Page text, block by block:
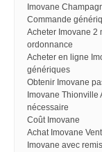
Imovane
Commande
Acheter Imovane 2
ordonnance
Acheter en ligne
génériques
Obtenir Imovane
Imovane
nécessaire
Coût Imovane
Achat Imovane
Imovane avec